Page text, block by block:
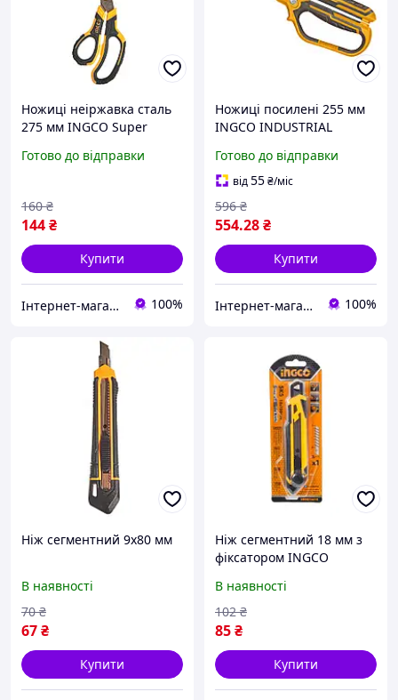
Ножиці неіржавка сталь
275 мм INGCO Super
Готово до відправки
144₴
160 ₴
Купити
Інтернет-магазин інструментів "R-Tools" 100%
Ножиці посилені 255 мм
INGCO INDUSTRIAL
Готово до відправки
від55₴/міс
554.28₴
596 ₴
Купити
Інтернет-магазин інструментів "R-Tools" 100%
Ніж сегментний 9х80 мм
В наявності
67₴
70 ₴
Купити
Ніж сегментний 18 мм з
фіксатором INGCO
В наявності
85₴
102 ₴
Купити